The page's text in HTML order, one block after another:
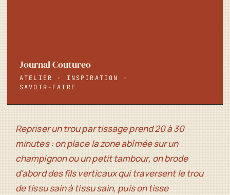
Journal Coutureo
ATELIER · INSPIRATION ·
SAVOIR-FAIRE
Repriser un trou par tissage prend 20 à 30
minutes : on place la zone abîmée sur un
champignon ou un petit tambour, on brode
d'abord des fils verticaux qui traversent le trou
de tissu sain à tissu sain, puis on tisse